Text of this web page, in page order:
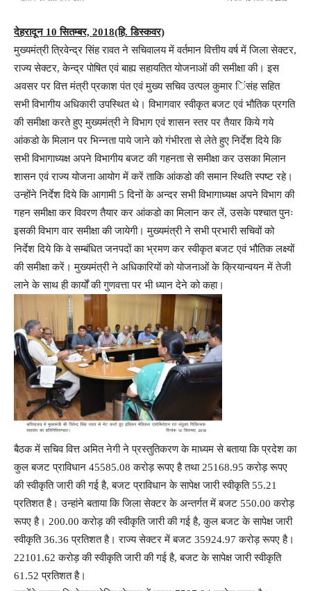
देहरादून 10 सितम्बर, 2018(हि. डिस्कवर)
मुख्यमंत्री त्रिवेन्द्र सिंह रावत ने सचिवालय में वर्तमान वित्तीय वर्ष में जिला सेक्टर,
राज्य सेक्टर, केन्द्र पोषित एवं बाह्य सहायतित योजनाओं की समीक्षा की। इस
अवसर पर वित्त मंत्री प्रकाश पंत एवं मुख्य सचिव उत्पल कुमार िंसंह सहित
सभी विभागीय अधिकारी उपस्थित थे। विभागवार स्वीकृत बजट एवं भौतिक प्रगति
की समीक्षा करते हुए मुख्यमंत्री ने विभाग एवं शासन स्तर पर तैयार किये गये
आंकडो के मिलान पर भिन्नता पाये जाने को गंभीरता से लेते हुए निर्देश दिये कि
सभी विभागाध्यक्ष अपने विभागीय बजट की गहनता से समीक्षा कर उसका मिलान
शासन एवं राज्य योजना आयोग में करें ताकि आंकडो की समान स्थिति स्पष्ट रहे।
उन्होंने निर्देश दिये कि आगामी 5 दिनों के अन्दर सभी विभागाध्यक्ष अपने विभाग की
गहन समीक्षा कर विवरण तैयार कर आंकडो का मिलान कर लें, उसके पश्चात पुनः
इसकी विभाग वार समीक्षा की जायेगी। मुख्यमंत्री ने सभी प्रभारी सचिवों को
निर्देश दिये कि वे सम्बंधित जनपदों का भ्रमण कर स्वीकृत बजट एवं भौतिक लक्ष्यों
की समीक्षा करें। मुख्यमंत्री ने अधिकारियों को योजनाओं के क्रियान्वयन में तेजी
लाने के साथ ही कार्यों की गुणवत्ता पर भी ध्यान देने को कहा।
बैठक में सचिव वित्त अमित नेगी ने प्रस्तुतिकरण के माध्यम से बताया कि प्रदेश का
कुल बजट प्राविधान 45585.08 करोड़ रूपए है तथा 25168.95 करोड़ रूपए
की स्वीकृति जारी की गई है, बजट प्राविधान के सापेक्ष जारी स्वीकृति 55.21
प्रतिशत है। उन्हांने बताया कि जिला सेक्टर के अन्तर्गत में बजट 550.00 करोड़
रूपए है। 200.00 करोड़ की स्वीकृति जारी की गई है, कुल बजट के सापेक्ष जारी
स्वीकृति 36.36 प्रतिशत है। राज्य सेक्टर में बजट 35924.97 करोड़ रूपए है।
22101.62 करोड़ की स्वीकृति जारी की गई है, बजट के सापेक्ष जारी स्वीकृति
61.52 प्रतिशत है।